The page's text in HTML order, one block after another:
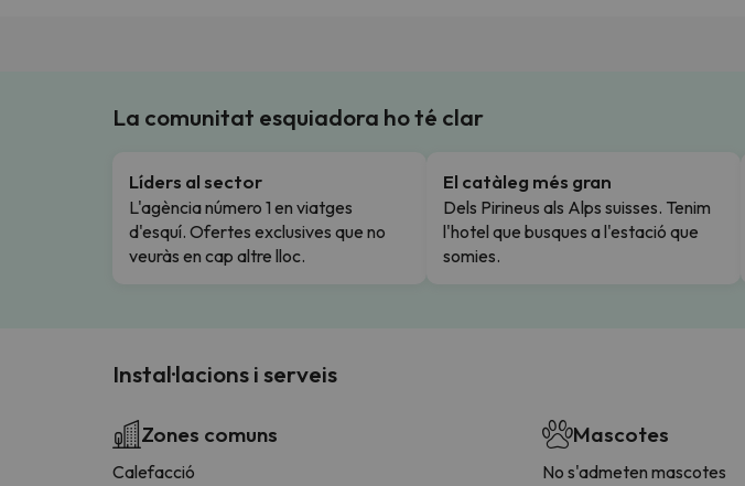
La comunitat esquiadora ho té clar
Líders al sector
L'agència número 1 en viatges
d'esquí. Ofertes exclusives que no
veuràs en cap altre lloc.
El catàleg més gran
Dels Pirineus als Alps suisses. Tenim
l'hotel que busques a l'estació que
somies.
Instal·lacions i serveis
Zones comuns
Calefacció
Mascotes
No s'admeten mascotes